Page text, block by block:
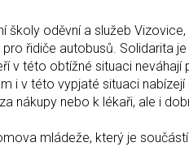
školy oděvní a služeb
řidiče autobusů. Solidarita
v této obtížné situaci
i v této vypjaté situaci
nákupy nebo k lékaři, ale i
mládeže, který je